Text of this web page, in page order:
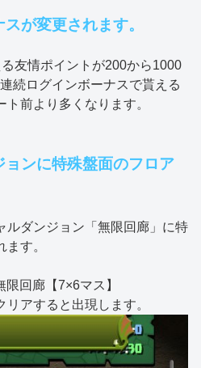
が変更されます。
友情ポイントが200から1000
続ログインボーナスで貰える
前より多くなります。
ンに特殊盤面のフロア
ルダンジョン「無限回廊」に特
す。
回廊【7×6マス】
アすると出現します。